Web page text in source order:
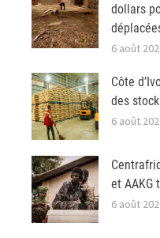
dollars
6 août
Côte
des
6 août
et AAKG
6 août